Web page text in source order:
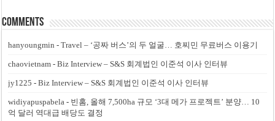
Comments
hanyoungmin -Travel – ‘공짜 버스’의 두 얼굴… 호찌민 무료버스 이용기
chaovietnam -Biz Interview – S&S 회계법인 이준석 이사 인터뷰
jy1225 -Biz Interview – S&S 회계법인 이준석 이사 인터뷰
widiyapuspabela - 빈홈, 올해 7,500ha 규모 ‘3대 메가 프로젝트’ 분양… 10
억 달러 역대급 배당도 결정